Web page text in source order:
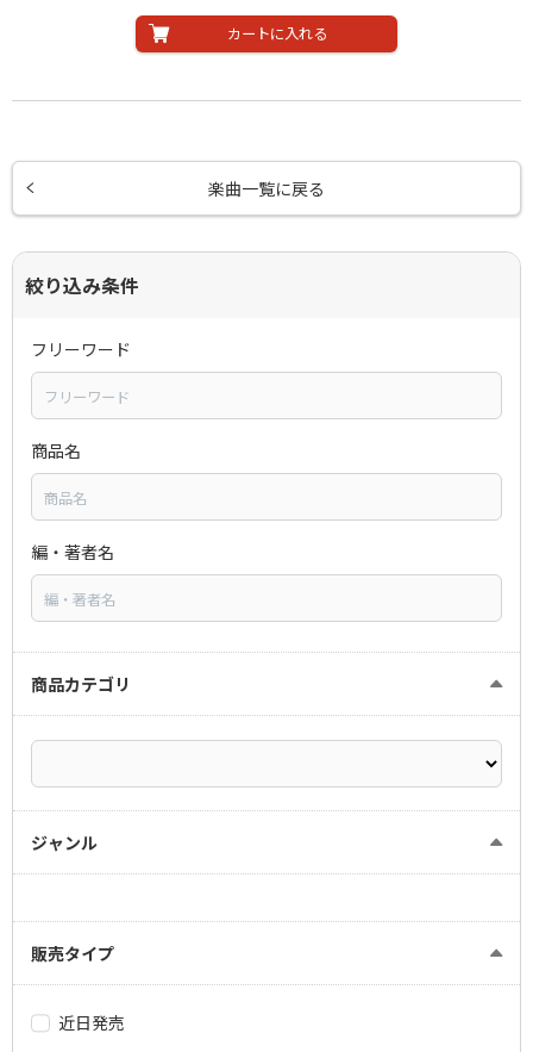
カートに入れる
楽曲一覧に戻る
絞り込み条件
フリーワード
商品名
編・著者名
商品カテゴリ
ジャンル
販売タイプ
近日発売